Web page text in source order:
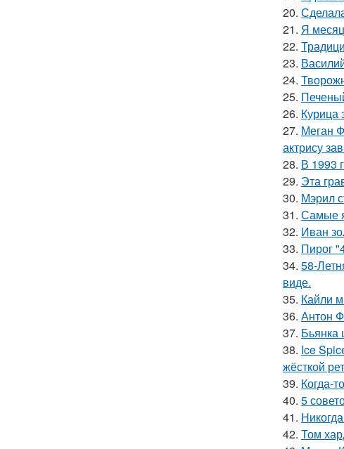
20.
21. Я
22.
23.
24.
25.
26. Курица
27. Меган
актрису
28. В 1993
29. Эта
30. Мэрил
31. Самые
32. Иван
33. Пирог
34. 58-
виде.
35. Кайли
36. Антон
37. Бьянка
38. Ice
жёсткой
39. Когда-
40. 5
41.
42. Том